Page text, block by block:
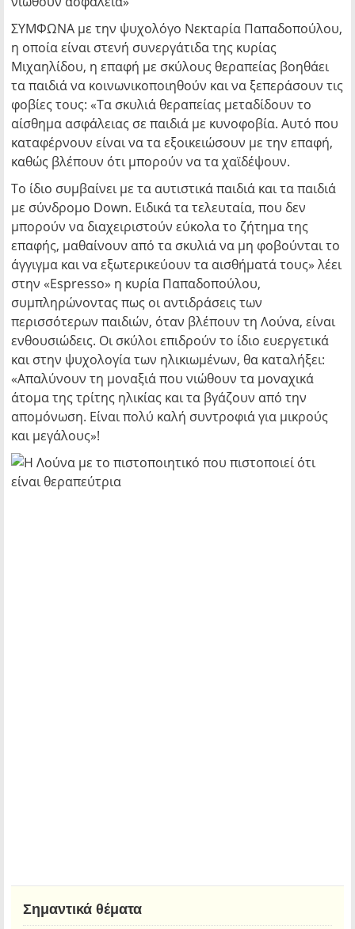
ΣΥΜΦΩΝΑ με την ψυχολόγο Νεκταρία Παπαδοπούλου,
η οποία είναι στενή συνεργάτιδα της κυρίας
Μιχαηλίδου, η επαφή με σκύλους θεραπείας βοηθάει
τα παιδιά να κοινωνικοποιηθούν και να ξεπεράσουν τις
φοβίες τους: «Τα σκυλιά θεραπείας μεταδίδουν το
αίσθημα ασφάλειας σε παιδιά με κυνοφοβία. Αυτό που
καταφέρνουν είναι να τα εξοικειώσουν με την επαφή,
καθώς βλέπουν ότι μπορούν να τα χαϊδέψουν.
Το ίδιο συμβαίνει με τα αυτιστικά παιδιά και τα παιδιά
με σύνδρομο Down. Ειδικά τα τελευταία, που δεν
μπορούν να διαχειριστούν εύκολα το ζήτημα της
επαφής, μαθαίνουν από τα σκυλιά να μη φοβούνται το
άγγιγμα και να εξωτερικεύουν τα αισθήματά τους» λέει
στην «Espresso» η κυρία Παπαδοπούλου,
συμπληρώνοντας πως οι αντιδράσεις των
περισσότερων παιδιών, όταν βλέπουν τη Λούνα, είναι
ενθουσιώδεις. Οι σκύλοι επιδρούν το ίδιο ευεργετικά
και στην ψυχολογία των ηλικιωμένων, θα καταλήξει:
«Απαλύνουν τη μοναξιά που νιώθουν τα μοναχικά
άτομα της τρίτης ηλικίας και τα βγάζουν από την
απομόνωση. Είναι πολύ καλή συντροφιά για μικρούς
και μεγάλους»!
Σημαντικά θέματα